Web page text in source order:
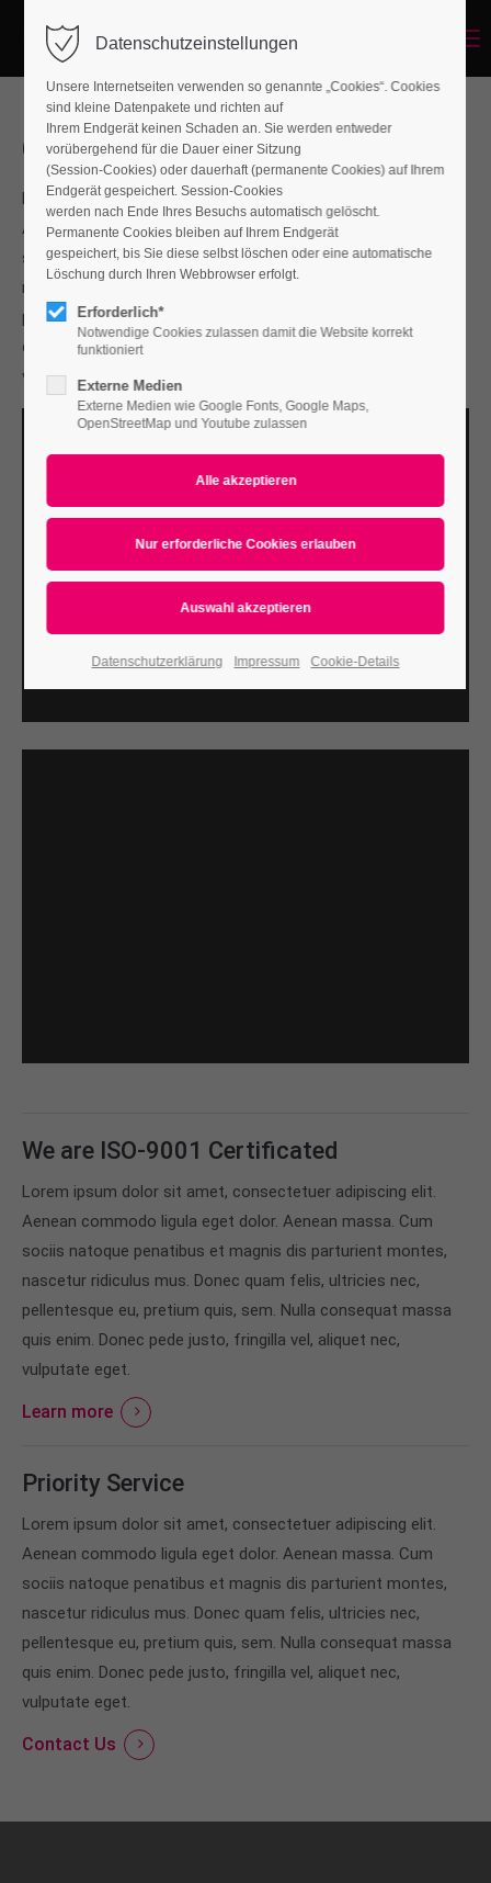
Global Service based in Berlin
Lorem ipsum dolor sit amet, consectetuer adipiscing elit.
Aenean commodo ligula eget dolor. Aenean massa. Cum
sociis natoque penatibus et magnis dis parturient montes,
nascetur ridiculus mus. Donec quam felis, ultricies nec,
pellentesque eu, pretium quis, sem. Nulla consequat massa
quis enim. Donec pede justo, fringilla vel, aliquet nec,
vulputate eget.
We are ISO-9001 Certificated
Lorem ipsum dolor sit amet, consectetuer adipiscing elit.
Aenean commodo ligula eget dolor. Aenean massa. Cum
sociis natoque penatibus et magnis dis parturient montes,
nascetur ridiculus mus. Donec quam felis, ultricies nec,
pellentesque eu, pretium quis, sem. Nulla consequat massa
quis enim. Donec pede justo, fringilla vel, aliquet nec,
vulputate eget.
Learn more
Priority Service
Lorem ipsum dolor sit amet, consectetuer adipiscing elit.
Aenean commodo ligula eget dolor. Aenean massa. Cum
sociis natoque penatibus et magnis dis parturient montes,
nascetur ridiculus mus. Donec quam felis, ultricies nec,
pellentesque eu, pretium quis, sem. Nulla consequat massa
quis enim. Donec pede justo, fringilla vel, aliquet nec,
vulputate eget.
Contact Us
Datenschutzeinstellungen
Unsere Internetseiten verwenden so genannte „Cookies“. Cookies
sind kleine Datenpakete und richten auf
Ihrem Endgerät keinen Schaden an. Sie werden entweder
vorübergehend für die Dauer einer Sitzung
(Session-Cookies) oder dauerhaft (permanente Cookies) auf Ihrem
Endgerät gespeichert. Session-Cookies
werden nach Ende Ihres Besuchs automatisch gelöscht.
Permanente Cookies bleiben auf Ihrem Endgerät
gespeichert, bis Sie diese selbst löschen oder eine automatische
Löschung durch Ihren Webbrowser erfolgt.
Erforderlich*
Notwendige Cookies zulassen damit die Website korrekt
funktioniert
Externe Medien
Externe Medien wie Google Fonts, Google Maps,
OpenStreetMap und Youtube zulassen
Datenschutzerklärung Impressum Cookie-Details